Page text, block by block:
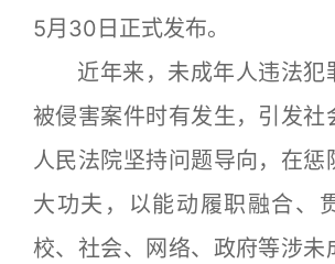
5月30日正式发布。
近年来，未成年人违法犯
被侵害案件时有发生，引发社
人民法院坚持问题导向，在惩
大功夫，以能动履职融合、
校、社会、网络、政府等涉未